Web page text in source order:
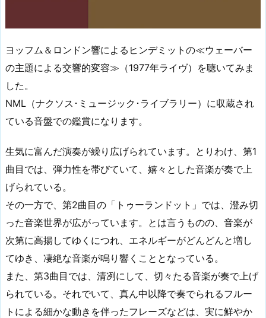
ヨッフム＆ロンドン響によるヒンデミットの≪ウェーバー
の主題による交響的変容≫（1977年ライヴ）を聴いてみま
した。
NML（ナクソス･ミュージック･ライブラリー）に収蔵され
ている音盤での鑑賞になります。
生気に富んだ演奏が繰り広げられています。とりわけ、第1
曲目では、弾力性を帯びていて、嬉々とした音楽が奏で上
げられている。
その一方で、第2曲目の「トゥーランドット」では、澄み切
った音楽世界が広がっています。とは言うものの、音楽が
次第に高揚してゆくにつれ、エネルギーがどんどんと増し
てゆき、凄絶な音楽が鳴り響くこととなっている。
また、第3曲目では、清冽にして、切々たる音楽が奏で上げ
られている。それでいて、真ん中以降で奏でられるフルー
トによる細かな動きを伴ったフレーズなどは、実に鮮やか